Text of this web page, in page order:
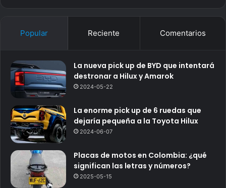
Popular Reciente Comentarios
La nueva pick up de BYD que intentará
destronar a Hilux y Amarok
2024-05-22
La enorme pick up de 6 ruedas que
dejaría pequeña a la Toyota Hilux
2024-06-07
Placas de motos en Colombia: ¿qué
significan las letras y números?
2025-05-15